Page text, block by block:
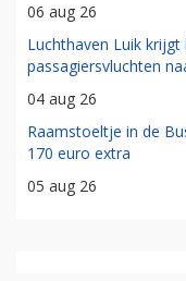
06 aug 26
Luchthaven Luik
passagiersvluchten
04 aug 26
Raamstoeltje in de
170 euro extra
05 aug 26